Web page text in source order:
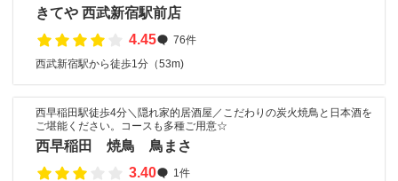
きてや 西武新宿駅前店
4.45
76件
西武新宿駅から徒歩1分（53m)
西早稲田駅徒歩4分＼隠れ家的居酒屋／こだわりの炭火焼鳥と日本酒を
ご堪能ください。コースも多種ご用意☆
西早稲田 焼鳥 鳥まさ
3.40
1件